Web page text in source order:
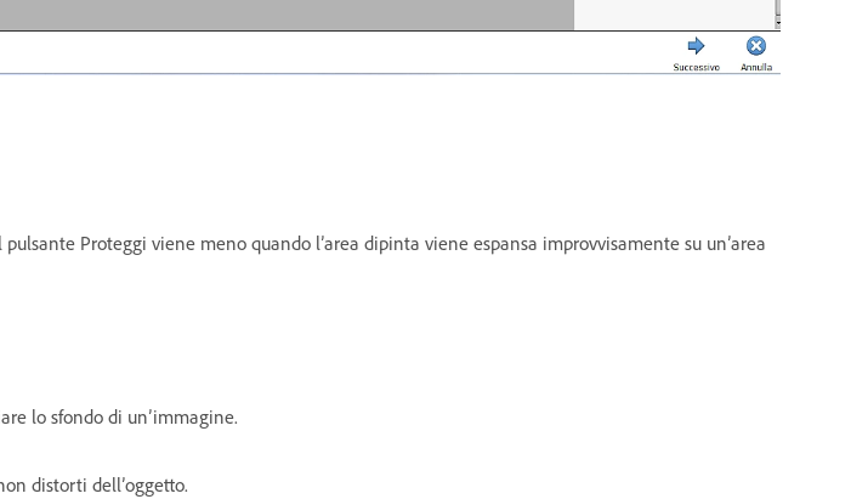
Proteggi viene meno quando l’area dipinta viene espansa improvvisamente su un’area
lo sfondo di un’immagine.
distorti dell’oggetto.